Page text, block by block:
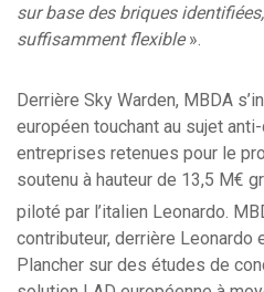
sur base des briques
suffisamment flexible».
Derrière Sky Warden, MBDA
européen touchant au sujet
entreprises retenues pour le
soutenu à hauteur de 13,5 M€
piloté par l’italien Leonardo.
contributeur, derrière Leonardo
Plancher sur des études de